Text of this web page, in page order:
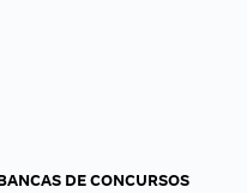
DE CONCURSOS